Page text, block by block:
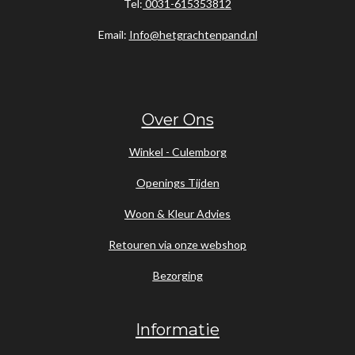
Tel: 0031-615353812
Email: Info@hetgrachtenpand.nl
Over Ons
Winkel - Culemborg
Openings Tijden
Woon & Kleur Advies
Retouren via onze webshop
Bezorging
Informatie